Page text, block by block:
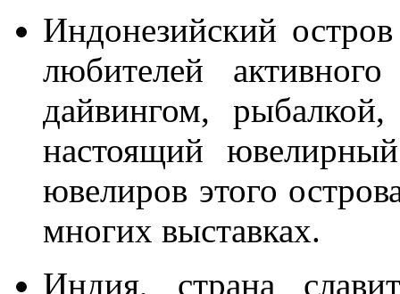
Индонезийский
любителей
дайвингом,
настоящий
ювелиров этого
многих выставках.
Индия, страна